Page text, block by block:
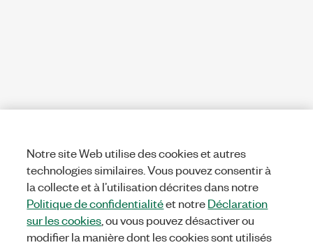
Notre site Web utilise des cookies et autres
technologies similaires. Vous pouvez consentir à
la collecte et à l’utilisation décrites dans notre
Politique de confidentialitéet notreDéclaration
sur les cookies , ou vous pouvez désactiver ou
modifier la manière dont les cookies sont utilisés